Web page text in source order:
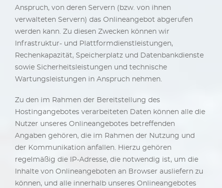
Anspruch, von deren Servern (bzw. von ihnen
verwalteten Servern) das Onlineangebot abgerufen
werden kann. Zu diesen Zwecken können wir
Infrastruktur- und Plattformdienstleistungen,
Rechenkapazität, Speicherplatz und Datenbankdienste
sowie Sicherheitsleistungen und technische
Wartungsleistungen in Anspruch nehmen.
Zu den im Rahmen der Bereitstellung des
Hostingangebotes verarbeiteten Daten können alle die
Nutzer unseres Onlineangebotes betreffenden
Angaben gehören, die im Rahmen der Nutzung und
der Kommunikation anfallen. Hierzu gehören
regelmäßig die IP-Adresse, die notwendig ist, um die
Inhalte von Onlineangeboten an Browser ausliefern zu
können, und alle innerhalb unseres Onlineangebotes